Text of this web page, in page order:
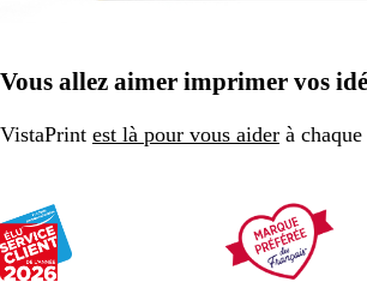
Vous allez aimer imprimer vos
VistaPrint est là pour vous aider à chaque